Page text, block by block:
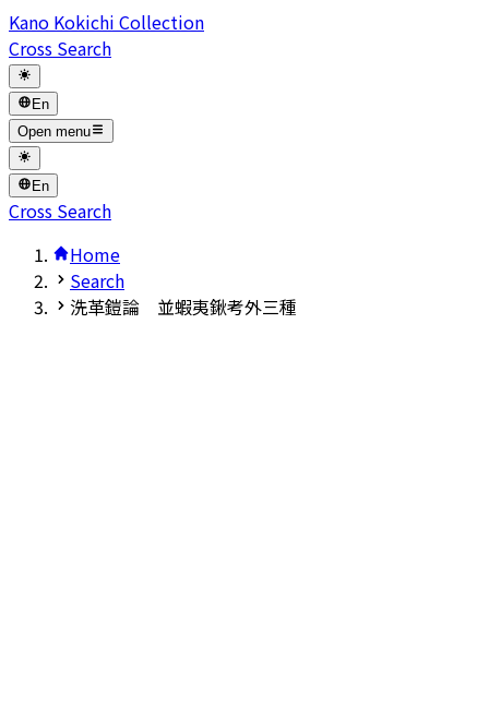
Kano Kokichi Collection
Cross Search
En
Open menu
En
Cross Search
Home
Search
洗革鎧論 並蝦夷鍬考外三種